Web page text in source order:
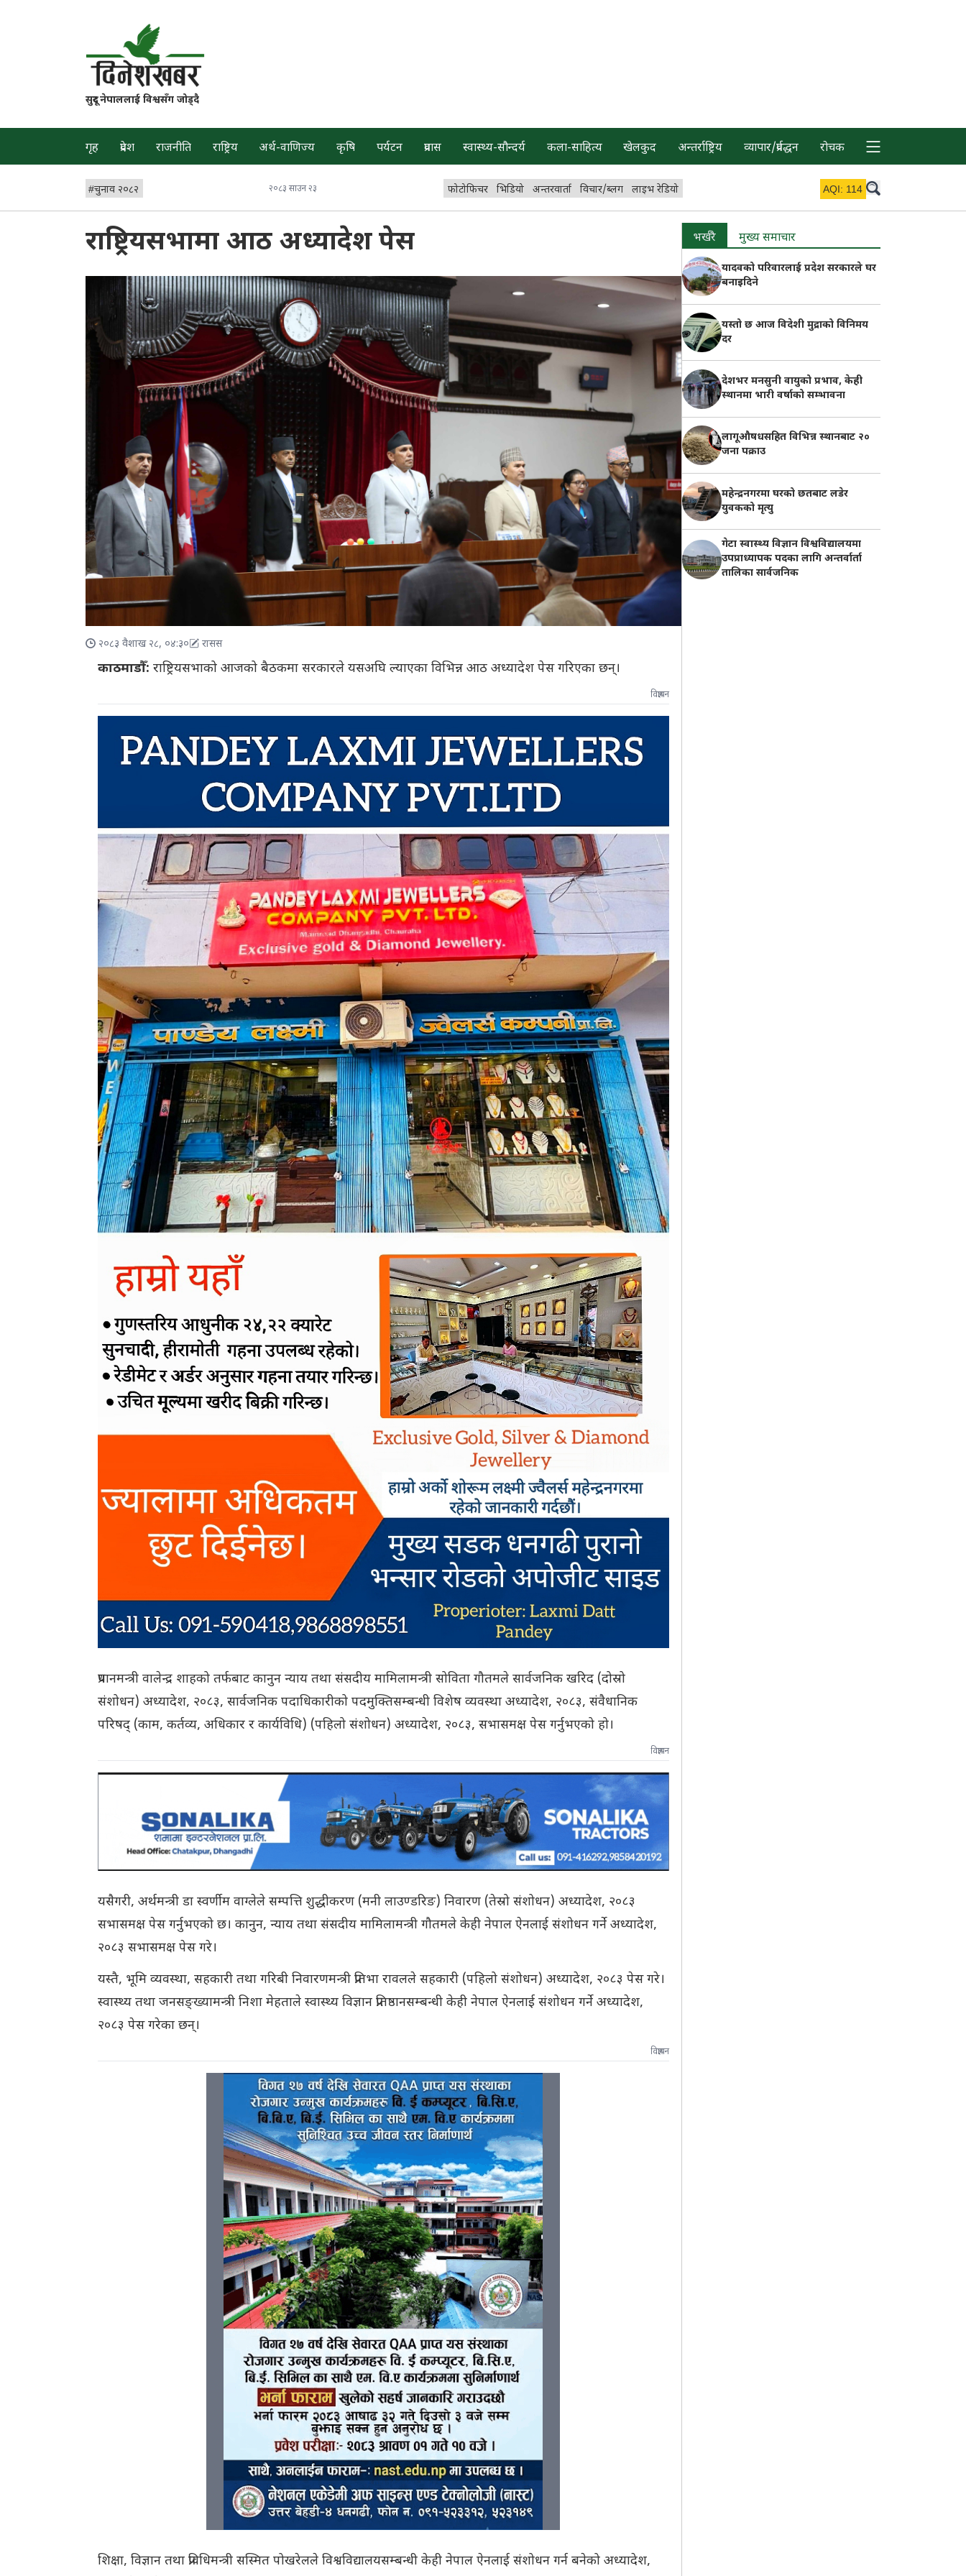
सुदूर नेपाललाई विश्वसँग जोड्दै
गृह प्रदेश राजनीति राष्ट्रिय अर्थ-वाणिज्य कृषि पर्यटन प्रवास स्वास्थ्य-सौन्दर्य कला-साहित्य खेलकुद अन्तर्राष्ट्रिय व्यापार/प्रर्वद्धन रोचक
#चुनाव २०८२ २०८३ साउन २३ फोटोफिचर भिडियो अन्तरवार्ता विचार/ब्लग लाइभ रेडियो AQI: 114
राष्ट्रियसभामा आठ अध्यादेश पेस
२०८३ वैशाख २८, ०४:३० रासस
काठमाडौँ: राष्ट्रियसभाको आजको बैठकमा सरकारले यसअघि ल्याएका विभिन्न आठ अध्यादेश पेस गरिएका छन्।
विज्ञापन
प्रधानमन्त्री वालेन्द्र शाहको तर्फबाट कानुन न्याय तथा संसदीय मामिलामन्त्री सोविता गौतमले सार्वजनिक खरिद (दोस्रो
संशोधन) अध्यादेश, २०८३, सार्वजनिक पदाधिकारीको पदमुक्तिसम्बन्धी विशेष व्यवस्था अध्यादेश, २०८३, संवैधानिक
परिषद् (काम, कर्तव्य, अधिकार र कार्यविधि) (पहिलो संशोधन) अध्यादेश, २०८३, सभासमक्ष पेस गर्नुभएको हो।
विज्ञापन
यसैगरी, अर्थमन्त्री डा स्वर्णीम वाग्लेले सम्पत्ति शुद्धीकरण (मनी लाउण्डरिङ) निवारण (तेस्रो संशोधन) अध्यादेश, २०८३
सभासमक्ष पेस गर्नुभएको छ। कानुन, न्याय तथा संसदीय मामिलामन्त्री गौतमले केही नेपाल ऐनलाई संशोधन गर्ने अध्यादेश,
२०८३ सभासमक्ष पेस गरे।
यस्तै, भूमि व्यवस्था, सहकारी तथा गरिबी निवारणमन्त्री प्रतिभा रावलले सहकारी (पहिलो संशोधन) अध्यादेश, २०८३ पेस गरे।
स्वास्थ्य तथा जनसङ्ख्यामन्त्री निशा मेहताले स्वास्थ्य विज्ञान प्रतिष्ठानसम्बन्धी केही नेपाल ऐनलाई संशोधन गर्ने अध्यादेश,
२०८३ पेस गरेका छन्।
विज्ञापन
शिक्षा, विज्ञान तथा प्रविधिमन्त्री सस्मित पोखरेलले विश्वविद्यालयसम्बन्धी केही नेपाल ऐनलाई संशोधन गर्न बनेको अध्यादेश,
भर्खरै मुख्य समाचार
यादवको परिवारलाई प्रदेश सरकारले घर
बनाइदिने
यस्तो छ आज विदेशी मुद्राको विनिमय
दर
देशभर मनसुनी वायुको प्रभाव, केही
स्थानमा भारी वर्षाको सम्भावना
लागूऔषधसहित विभिन्न स्थानबाट २०
जना पक्राउ
महेन्द्रनगरमा घरको छतबाट लडेर
युवकको मृत्यु
गेटा स्वास्थ्य विज्ञान विश्वविद्यालयमा
उपप्राध्यापक पदका लागि अन्तर्वार्ता
तालिका सार्वजनिक